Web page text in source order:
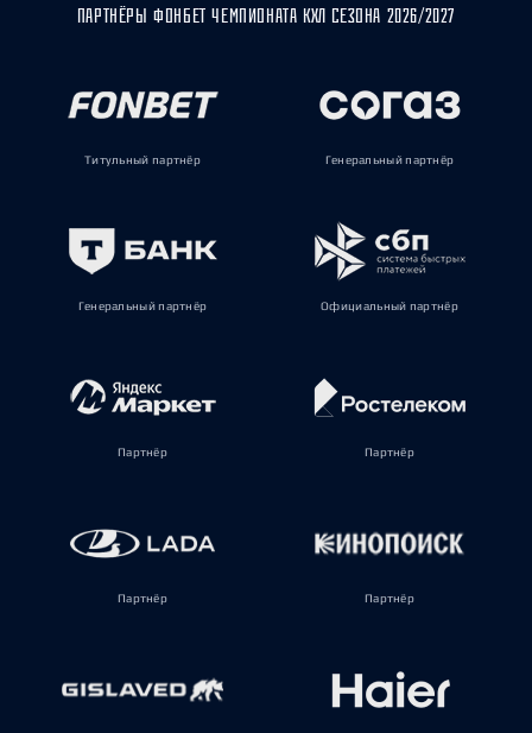
ПАРТНЁРЫ ФОНБЕТ ЧЕМПИОНАТА КХЛ СЕЗОНА 2026/2027
Титульный партнёр Генеральный партнёр
Генеральный партнёр Официальный партнёр
Партнёр Партнёр
Партнёр Партнёр